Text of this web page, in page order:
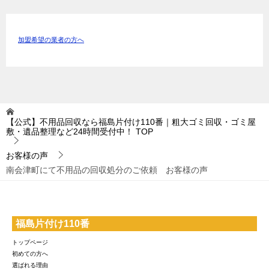
加盟希望の業者の方へ
【公式】不用品回収なら福島片付け110番｜粗大ゴミ回収・ゴミ屋
敷・遺品整理など24時間受付中！
TOP
お客様の声
南会津町にて不用品の回収処分のご依頼 お客様の声
福島片付け110番
トップページ
初めての方へ
選ばれる理由